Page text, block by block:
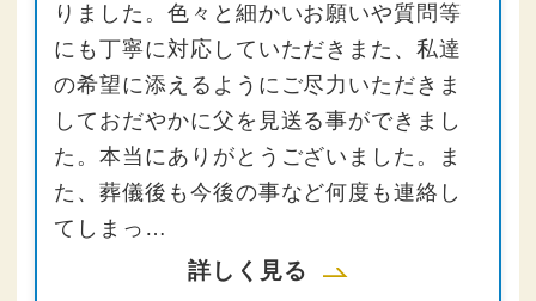
りました。色々と細かいお願いや質問等
にも丁寧に対応していただきまた、私達
の希望に添えるようにご尽力いただきま
しておだやかに父を見送る事ができまし
た。本当にありがとうございました。ま
た、葬儀後も今後の事など何度も連絡し
てしまっ…
詳しく見る